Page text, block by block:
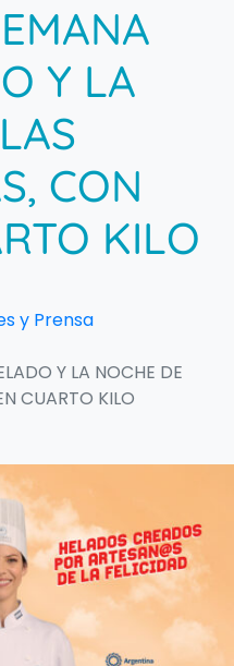
Y LA
CON
KILO
y Prensa
Y LA NOCHE DE
CUARTO KILO